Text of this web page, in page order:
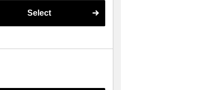
Select